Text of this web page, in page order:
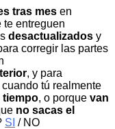
tras mes en
te entreguen
desactualizados y
corregir las partes
, y para
cuando tú realmente
tiempo, o porque van
no sacas el
SI / NO